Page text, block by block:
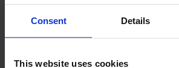
Consent Details
This website uses cookies